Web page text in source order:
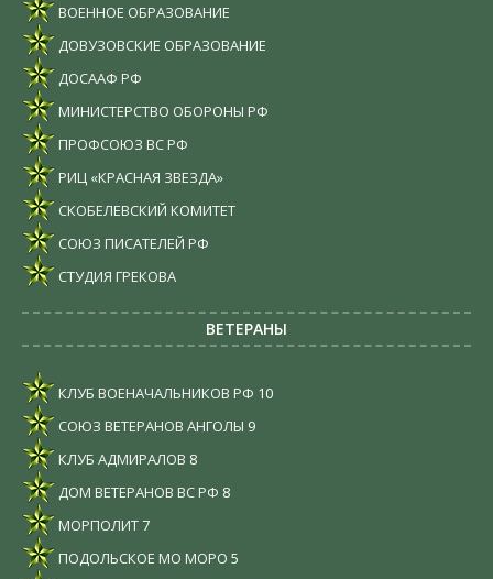
ВОЕННОЕ ОБРАЗОВАНИЕ
ДОВУЗОВСКИЕ ОБРАЗОВАНИЕ
ДОСААФ РФ
МИНИСТЕРСТВО ОБОРОНЫ РФ
ПРОФСОЮЗ ВС РФ
РИЦ «КРАСНАЯ ЗВЕЗДА»
СКОБЕЛЕВСКИЙ КОМИТЕТ
СОЮЗ ПИСАТЕЛЕЙ РФ
СТУДИЯ ГРЕКОВА
ВЕТЕРАНЫ
КЛУБ ВОЕНАЧАЛЬНИКОВ РФ 10
СОЮЗ ВЕТЕРАНОВ АНГОЛЫ 9
КЛУБ АДМИРАЛОВ 8
ДОМ ВЕТЕРАНОВ ВС РФ 8
МОРПОЛИТ7
ПОДОЛЬСКОЕ МО МОРО 5